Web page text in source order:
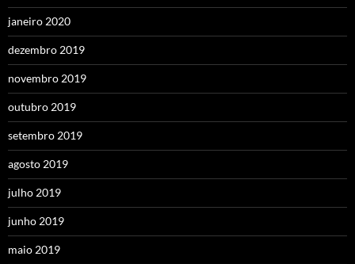
janeiro 2020
dezembro 2019
novembro 2019
outubro 2019
setembro 2019
agosto 2019
julho 2019
junho 2019
maio 2019